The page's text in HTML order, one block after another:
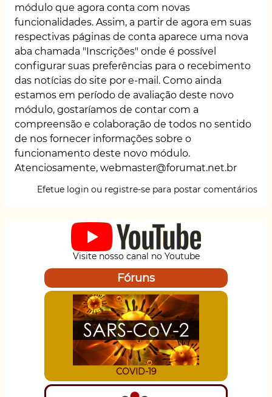
módulo que agora conta com novas
funcionalidades. Assim, a partir de agora em suas
respectivas páginas de conta aparece uma nova
aba chamada "Inscrições" onde é possível
configurar suas preferências para o recebimento
das notícias do site por e-mail. Como ainda
estamos em período de avaliação deste novo
módulo, gostaríamos de contar com a
compreensão e colaboração de todos no sentido
de nos fornecer informações sobre o
funcionamento deste novo módulo.
Atenciosamente, webmaster@forumat.net.br
Efetue login ou registre-se para postar comentários
Visite nosso canal no Youtube
Fóruns
COVID-19